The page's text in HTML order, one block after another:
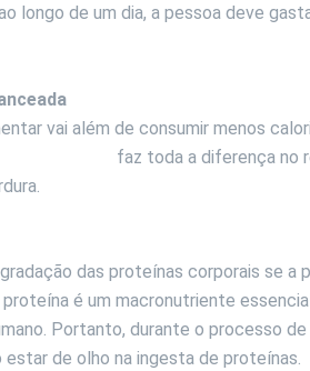
longo de um dia, a pessoa deve
vai além de consumir menos
faz toda a diferença no
das proteínas corporais se a
é um macronutriente
Portanto, durante o processo
de olho na ingesta de proteínas.